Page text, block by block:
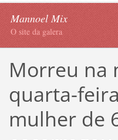
Mannoel Mix
O site da galera
Morreu na
quarta-
mulher de